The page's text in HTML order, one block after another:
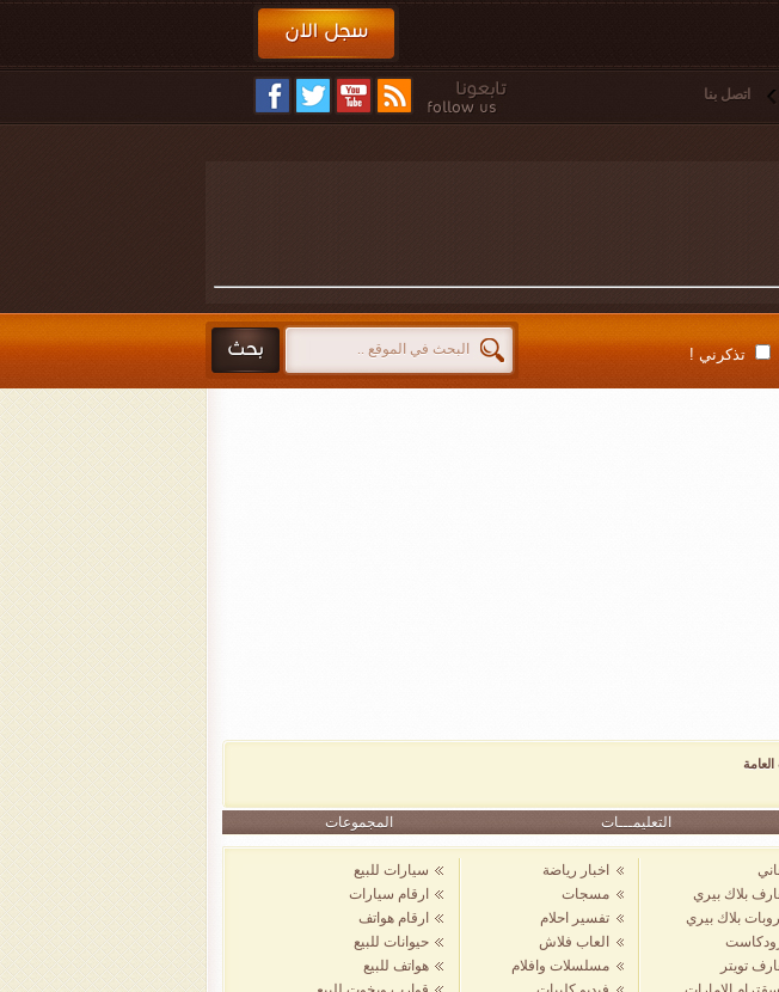
اتصل بنا
تذكرني !
التعليمـــات المجموعات
بلاك بيري
بلاك بيري
تويتر
اخبار رياضة
مسجات
تفسير احلام
العاب فلاش
مسلسلات وافلام
سيارات للبيع
ارقام سيارات
ارقام هواتف
حيوانات للبيع
هواتف للبيع